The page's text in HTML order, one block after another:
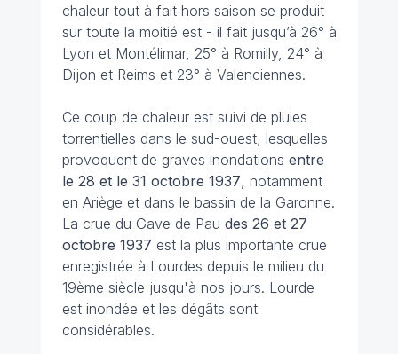
chaleur tout à fait hors saison se produit
sur toute la moitié est - il fait jusqu’à 26° à
Lyon et Montélimar, 25° à Romilly, 24° à
Dijon et Reims et 23° à Valenciennes.
Ce coup de chaleur est suivi de pluies
torrentielles dans le sud-ouest, lesquelles
provoquent de graves inondations entre
le 28 et le 31 octobre 1937 , notamment
en Ariège et dans le bassin de la Garonne.
La crue du Gave de Pau des 26 et 27
octobre 1937 est la plus importante crue
enregistrée à Lourdes depuis le milieu du
19ème siècle jusqu'à nos jours. Lourde
est inondée et les dégâts sont
considérables.